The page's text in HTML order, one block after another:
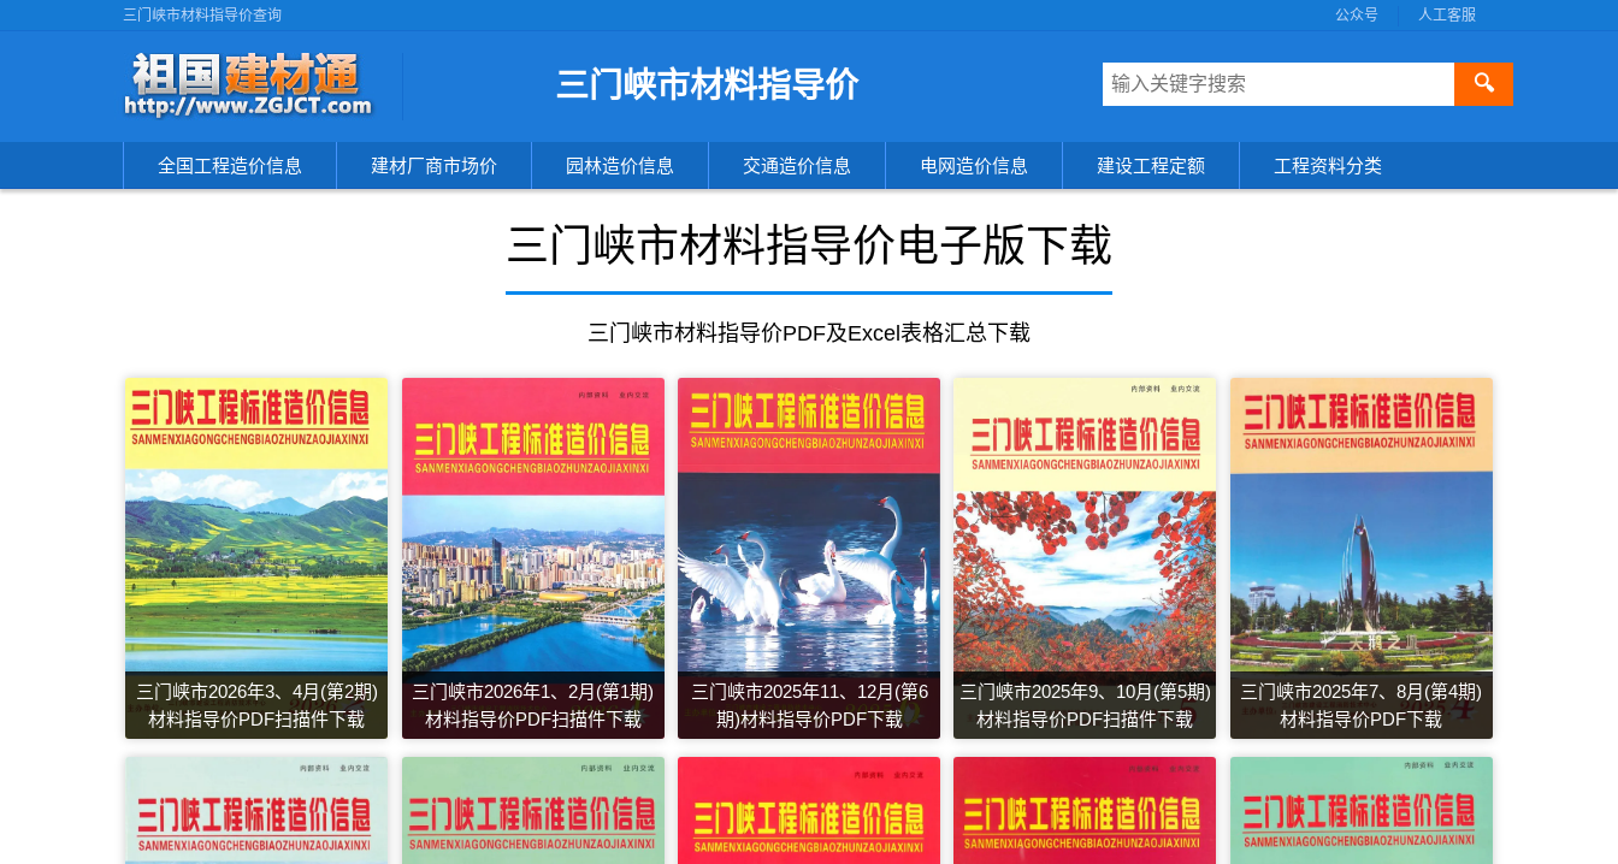
三门峡市材料指导价查询 人工客服
公众号
三门峡市材料指导价 🔍
信
息
全国工程造价信息 建材厂商市场价 园林造价信息 交通造价信息 电网造价信息 建设工程定额 工程资料分类
三门峡市材料指导价电子版下载
三门峡市材料指导价PDF及Excel表格汇总下载
三门峡市2026年3、4月(第2期)
材料指导价PDF扫描件下载
三门峡市2026年1、2月(第1期)
材料指导价PDF扫描件下载
三门峡市2025年11、12月(第6
期)材料指导价PDF下载
三门峡市2025年9、10月(第5期)
材料指导价PDF扫描件下载
三门峡市2025年7、8月(第4期)
材料指导价PDF下载